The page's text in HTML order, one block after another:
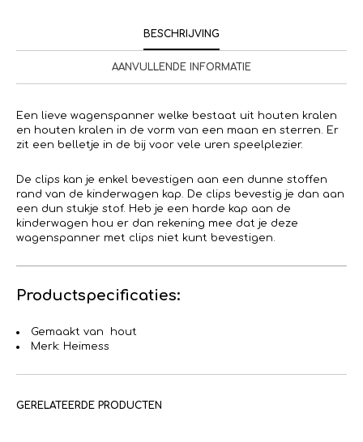
BESCHRIJVING
AANVULLENDE INFORMATIE
Een lieve wagenspanner welke bestaat uit houten kralen
en houten kralen in de vorm van een maan en sterren. Er
zit een belletje in de bij voor vele uren speelplezier.
De clips kan je enkel bevestigen aan een dunne stoffen
rand van de kinderwagen kap. De clips bevestig je dan aan
een dun stukje stof. Heb je een harde kap aan de
kinderwagen hou er dan rekening mee dat je deze
wagenspanner met clips niet kunt bevestigen.
Productspecificaties:
Gemaakt van hout
Merk: Heimess
GERELATEERDE PRODUCTEN